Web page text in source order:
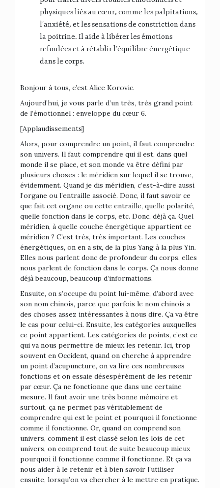
physiques liés au cœur, comme les palpitations,
l’anxiété, et les sensations de constriction dans
la poitrine. Il aide à libérer les émotions
refoulées et à rétablir l’équilibre énergétique
dans le corps.
Bonjour à tous, c’est Alice Korovic.
Aujourd’hui, je vous parle d’un très, très grand point
de l’émotionnel : enveloppe du cœur 6.
[Applaudissements]
Alors, pour comprendre un point, il faut comprendre
son univers. Il faut comprendre qui il est, dans quel
monde il se place, et son monde va être défini par
plusieurs choses : le méridien sur lequel il se trouve,
évidemment. Quand je dis méridien, c’est-à-dire aussi
l’organe ou l’entraille associé. Donc, il faut savoir ce
que fait cet organe ou cette entraille, quelle polarité,
quelle fonction dans le corps, etc. Donc, déjà ça. Quel
méridien, à quelle couche énergétique appartient ce
méridien ? C’est très, très important. Les couches
énergétiques, on en a six, de la plus Yang à la plus Yin.
Elles nous parlent donc de profondeur du corps, elles
nous parlent de fonction dans le corps. Ça nous donne
déjà beaucoup, beaucoup d’informations.
Ensuite, on s’occupe du point lui-même, d’abord avec
son nom chinois, parce que parfois le nom chinois a
des choses assez intéressantes à nous dire. Ça va être
le cas pour celui-ci. Ensuite, les catégories auxquelles
ce point appartient. Les catégories de points, c’est ce
qui va nous permettre de mieux les retenir. Ici, trop
souvent en Occident, quand on cherche à apprendre
un point d’acupuncture, on va lire ces nombreuses
fonctions et on essaie désespérément de les retenir
par cœur. Ça ne fonctionne que dans une certaine
mesure. Il faut avoir une très bonne mémoire et
surtout, ça ne permet pas véritablement de
comprendre qui est le point et pourquoi il fonctionne
comme il fonctionne. Or, quand on comprend son
univers, comment il est classé selon les lois de cet
univers, on comprend tout de suite beaucoup mieux
pourquoi il fonctionne comme il fonctionne. Et ça va
nous aider à le retenir et à bien savoir l’utiliser
ensuite, lorsqu’on va chercher à le mettre en pratique.